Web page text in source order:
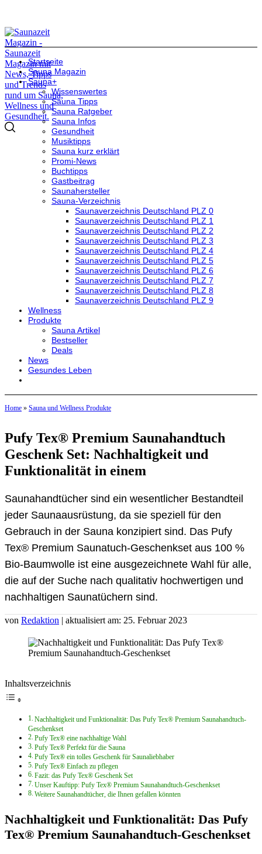
Startseite
Sauna Magazin
Sauna+
Wissenswertes
Sauna Tipps
Sauna Ratgeber
Sauna Infos
Gesundheit
Musiktipps
Sauna kurz erklärt
Promi-News
Buchtipps
Gastbeitrag
Saunahersteller
Sauna-Verzeichnis
Saunaverzeichnis Deutschland PLZ 0
Saunaverzeichnis Deutschland PLZ 1
Saunaverzeichnis Deutschland PLZ 2
Saunaverzeichnis Deutschland PLZ 3
Saunaverzeichnis Deutschland PLZ 4
Saunaverzeichnis Deutschland PLZ 5
Saunaverzeichnis Deutschland PLZ 6
Saunaverzeichnis Deutschland PLZ 7
Saunaverzeichnis Deutschland PLZ 8
Saunaverzeichnis Deutschland PLZ 9
Wellness
Produkte
Sauna Artikel
Bestseller
Deals
News
Gesundes Leben
Home » Sauna und Wellness Produkte
Pufy Tex® Premium Saunahandtuch
Geschenk Set: Nachhaltigkeit und
Funktionalität in einem
Saunahandtücher sind ein wesentlicher Bestandteil
jeder Saunaausrüstung, da sie speziell für den
Gebrauch in der Sauna konzipiert sind. Das Pufy
Tex® Premium Saunatuch-Geschenkset aus 100 %
Bio-Baumwolle ist eine ausgezeichnete Wahl für alle,
die auf der Suche nach qualitativ hochwertigen und
nachhaltigen Saunatüchern sind.
von Redaktion | aktualisiert am: 25. Februar 2023
Inhaltsverzeichnis
Nachhaltigkeit und Funktionalität: Das Pufy Tex® Premium Saunahandtuch-
Geschenkset
Pufy Tex® eine nachhaltige Wahl
Pufy Tex® Perfekt für die Sauna
Pufy Tex® ein tolles Geschenk für Saunaliebhaber
Pufy Tex® Einfach zu pflegen
Fazit: das Pufy Tex® Geschenk Set
Unser Kauftipp: Pufy Tex® Premium Saunahandtuch-Geschenkset
Weitere Saunahandtücher, die Ihnen gefallen könnten
Nachhaltigkeit und Funktionalität: Das Pufy
Tex® Premium Saunahandtuch-Geschenkset